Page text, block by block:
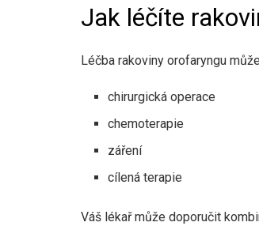
Jak léčíte
Léčba rakoviny orofaryngu
chirurgická operace
chemoterapie
záření
cílená terapie
Váš lékař může doporučit